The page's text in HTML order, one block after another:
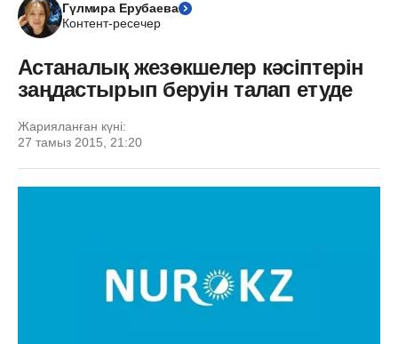
Гүлмира Ерубаева
Контент-ресечер
Астаналық жезөкшелер кәсіптерін
заңдастырып беруін талап етуде
Жарияланған күні:
27 тамыз 2015, 21:20